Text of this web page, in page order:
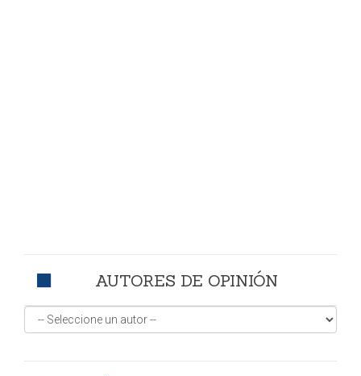
AUTORES DE OPINIÓN